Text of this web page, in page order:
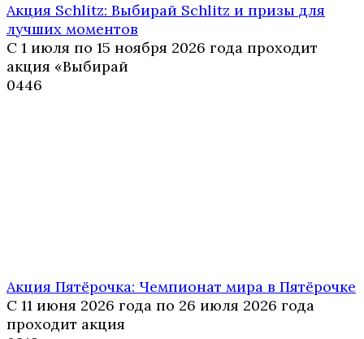
Акция Schlitz: Выбирай Schlitz и призы для
лучших моментов
С 1 июля по 15 ноября 2026 года проходит
акция «Выбирай
0446
Акция Пятёрочка: Чемпионат мира в Пятёрочке
С 11 июня 2026 года по 26 июля 2026 года
проходит акция